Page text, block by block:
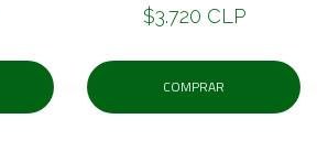
$3.720 CLP
COMPRAR